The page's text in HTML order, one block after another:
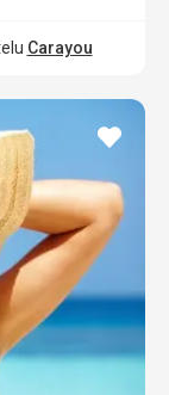
Carayou
dodaj